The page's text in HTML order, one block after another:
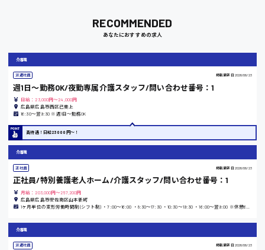
竹原市
熊本県
東京都
RECOMMENDED
あなたにおすすめの求人
介護職
派遣社員 掲載更新日 2026/06/23
週1日〜勤務OK/夜勤専属介護スタッフ/問い合わせ番号：1
日給：23,000円～24,000円
広島県広島市西区己斐上
16:30〜翌9:30 ※週1日〜勤務OK
高待遇！日給23000円〜！
介護職
正社員 掲載更新日 2026/06/23
正社員/特別養護老人ホーム/介護スタッフ/問い合わせ番号：1
月給：203,000円～257,200円
広島県広島市安佐南区山本新町
介護職
派遣社員 掲載更新日 2026/06/23